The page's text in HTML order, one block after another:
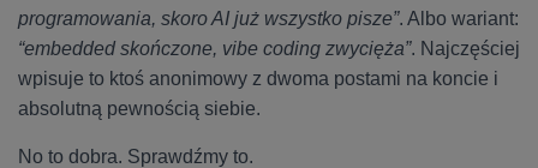
programowania, skoro AI już wszystko pisze”. Albo wariant:
“embedded skończone, vibe coding zwycięża”. Najczęściej
wpisuje to ktoś anonimowy z dwoma postami na koncie i
absolutną pewnością siebie.
No to dobra. Sprawdźmy to.